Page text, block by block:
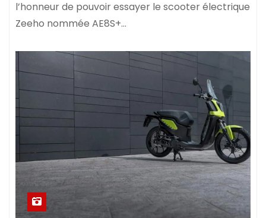
l’honneur de pouvoir essayer le scooter électrique
Zeeho nommée AE8S+…